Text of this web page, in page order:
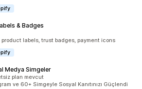
& Badges
labels, trust badges, payment icons
Medya Simgeler
plan mevcut
ve 60+ Simgeyle Sosyal Kanıtınızı Güçlendi